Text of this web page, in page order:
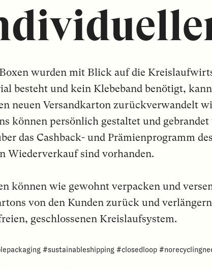
wurden mit Blick auf die
besteht und kein Klebeband benötigt,
neuen Versandkarton zurückverwandelt
können persönlich gestaltet und
das Cashback- und Prämienprogramm
Wiederverkauf sind vorhanden.
können wie gewohnt verpacken und
von den Kunden zurück und
geschlossenen Kreislaufsystem.
#sustainableshipping #closedloop